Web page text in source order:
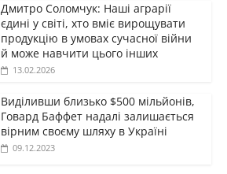
Дмитро Соломчук: Наші аграрії
єдині у світі, хто вміє вирощувати
продукцію в умовах сучасної війни
й може навчити цього інших
13.02.2026
Виділивши близько $500 мільйонів,
Говард Баффет надалі залишається
вірним своєму шляху в Україні
09.12.2023